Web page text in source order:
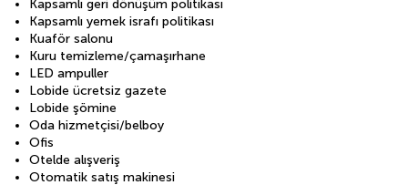
Kapsamlı geri dönüşüm politikası
Kapsamlı yemek israfı politikası
Kuaför salonu
Kuru temizleme/çamaşırhane
LED ampuller
Lobide ücretsiz gazete
Lobide şömine
Oda hizmetçisi/belboy
Ofis
Otelde alışveriş
Otomatik satış makinesi